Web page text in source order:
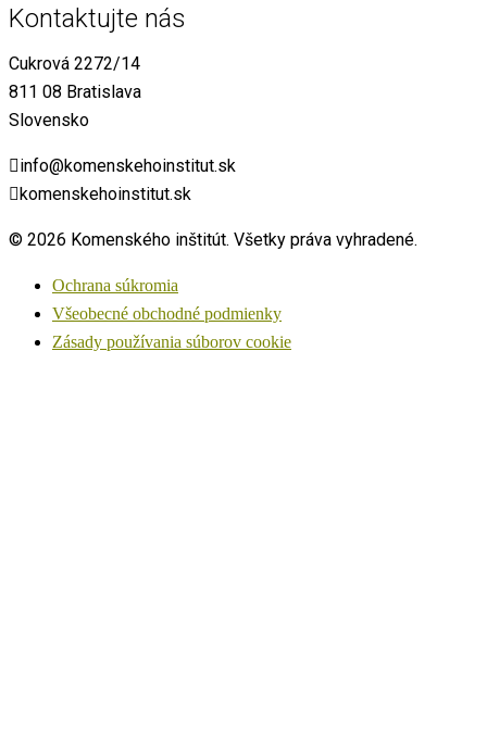
Kontaktujte nás
Cukrová 2272/14
811 08 Bratislava
Slovensko
info@komenskehoinstitut.sk
komenskehoinstitut.sk
© 2026 Komenského inštitút. Všetky práva vyhradené.
Ochrana súkromia
Všeobecné obchodné podmienky
Zásady používania súborov cookie